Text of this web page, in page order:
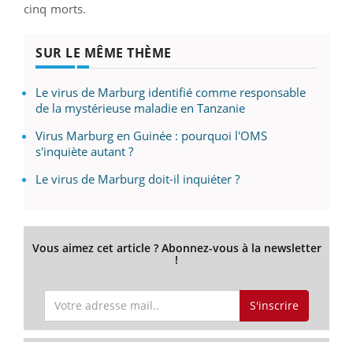
cinq morts.
SUR LE MÊME THÈME
Le virus de Marburg identifié comme responsable
de la mystérieuse maladie en Tanzanie
Virus Marburg en Guinée : pourquoi l'OMS
s'inquiète autant ?
Le virus de Marburg doit-il inquiéter ?
Vous aimez cet article ? Abonnez-vous à la newsletter
!
S'inscrire